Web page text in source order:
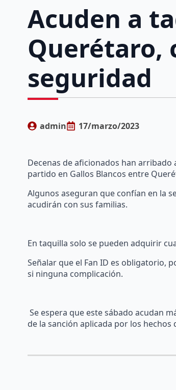
Acuden a
Querétaro,
seguridad
admin 17/marzo/2023
Decenas de aficionados han
partido en Gallos Blancos entre
Algunos aseguran que confían en la
acudirán con sus familias.
En taquilla solo se pueden adquirir
Señalar que el Fan ID es obligatorio,
si ninguna complicación.
Se espera que este sábado acudan
de la sanción aplicada por los